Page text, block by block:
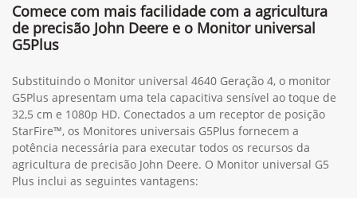
Comece com mais facilidade com a agricultura
de precisão John Deere e o Monitor universal
G5Plus
Substituindo o Monitor universal 4640 Geração 4, o monitor
G5Plus apresentam uma tela capacitiva sensível ao toque de
32,5 cm e 1080p HD. Conectados a um receptor de posição
StarFire™, os Monitores universais G5Plus fornecem a
potência necessária para executar todos os recursos da
agricultura de precisão John Deere. O Monitor universal G5
Plus inclui as seguintes vantagens: